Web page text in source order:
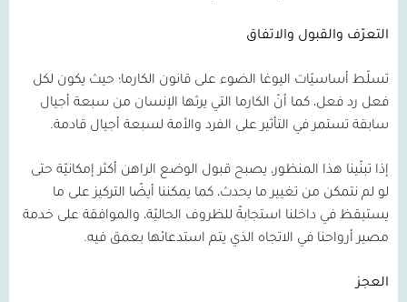
التعرّف والقبول والاتفاق
تسلّط أساسيّات اليوغا الضوء على قانون الكارما؛ حيث يكون لكل
فعل رد فعل، كما أنّ الكارما التي يرثها الإنسان من سبعة أجيال
سابقة تستمر في التأثير على الفرد والأمة لسبعة أجيال قادمة.
إذا تبنّينا هذا المنظور، يصبح قبول الوضع الراهن أكثر إمكانيّة حتى
لو لم نتمكن من تغيير ما يحدث، كما يمكننا أيضًا التركيز على ما
يستيقظ في داخلنا استجابةً للظروف الحاليّة، والموافقة على خدمة
مصير أرواحنا في الاتجاه الذي يتم استدعائها بعمق فيه.
العجز